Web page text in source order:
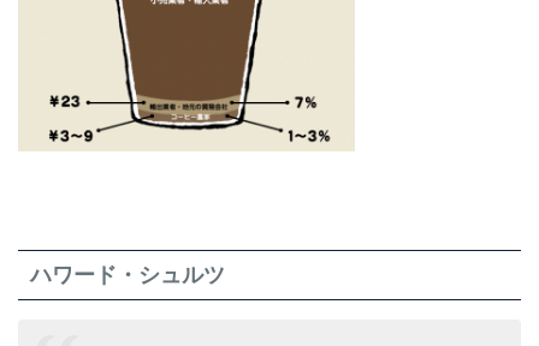
ハワード・シュルツ